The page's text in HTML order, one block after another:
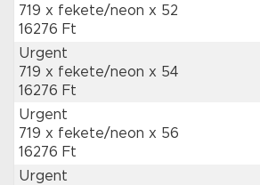
719 x fekete/neon x 52
16276 Ft
Urgent
719 x fekete/neon x 54
16276 Ft
Urgent
719 x fekete/neon x 56
16276 Ft
Urgent